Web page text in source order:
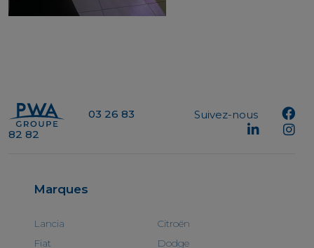
03 26 83
82 82
Suivez-nous
Marques
Lancia
Fiat
Citroën
Dodge